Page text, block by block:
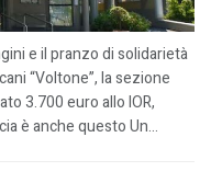
e il pranzo di solidarietà
“Voltone”, la sezione
3.700 euro allo IOR,
è anche questo Un...